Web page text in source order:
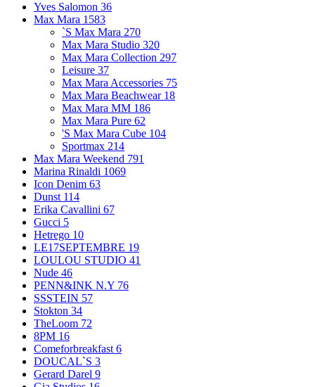
Yves Salomon 36
Max Mara 1583
`S Max Mara 270
Max Mara Studio 320
Max Mara Collection 297
Leisure 37
Max Mara Accessories 75
Max Mara Beachwear 18
Max Mara MM 186
Max Mara Pure 62
'S Max Mara Cube 104
Sportmax 214
Max Mara Weekend 791
Marina Rinaldi 1069
Icon Denim 63
Dunst 114
Erika Cavallini 67
Gucci 5
Hetrego 10
LE17SEPTEMBRE 19
LOULOU STUDIO 41
Nude 46
PENN&INK N.Y 76
SSSTEIN 57
Stokton 34
TheLoom 72
8PM 16
Comeforbreakfast 6
DOUCAL`S 3
Gerard Darel 9